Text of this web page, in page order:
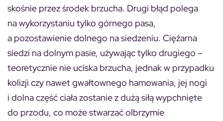
skośnie przez środek brzucha. Drugi błąd polega
na wykorzystaniu tylko górnego pasa,
a pozostawienie dolnego na siedzeniu. Ciężarna
siedzi na dolnym pasie, używając tylko drugiego –
teoretycznie nie uciska brzucha, jednak w przypadku
kolizji czy nawet gwałtownego hamowania, jej nogi
i dolna część ciała zostanie z dużą siłą wypchnięte
do przodu, co może stwarzać olbrzymie